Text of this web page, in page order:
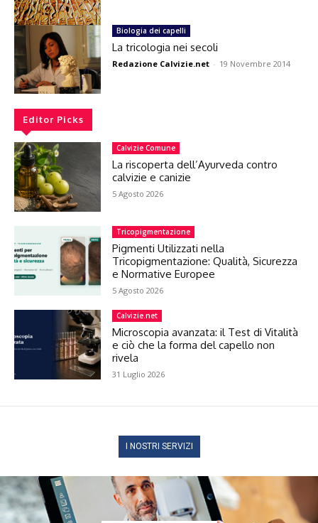
Biologia dei capelli
La tricologia nei secoli
Redazione Calvizie.net - 19 Novembre 2014
Editor Picks
Calvizie Comune
La riscoperta dell’Ayurveda contro
calvizie e canizie
5 Agosto 2026
Tricopigmentazione
Pigmenti Utilizzati nella
Tricopigmentazione: Qualità, Sicurezza
e Normative Europee
5 Agosto 2026
Calvizie.net
Microscopia avanzata: il Test di Vitalità
e ciò che la forma del capello non
rivela
31 Luglio 2026
I NOSTRI SERVIZI